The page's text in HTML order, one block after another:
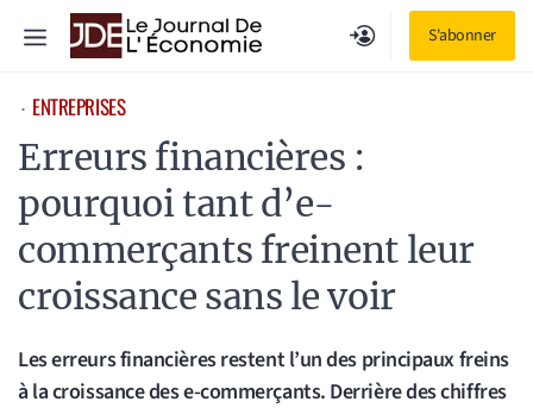
S'abonner
Menu
⋅ ENTREPRISES
Erreurs financières :
pourquoi tant d’e-
commerçants freinent leur
croissance sans le voir
Les erreurs financières restent l’un des principaux freins
à la croissance des e-commerçants. Derrière des chiffres